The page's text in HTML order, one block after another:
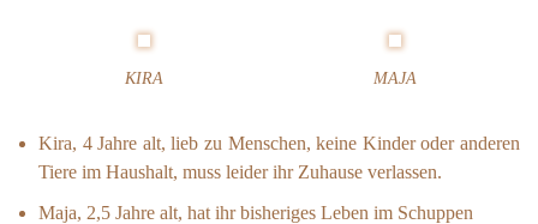
d
KIRA MAJA
Kira, 4 Jahre alt, lieb zu Menschen, keine Kinder oder anderen
Tiere im Haushalt, muss leider ihr Zuhause verlassen.
Maja, 2,5 Jahre alt, hat ihr bisheriges Leben im Schuppen